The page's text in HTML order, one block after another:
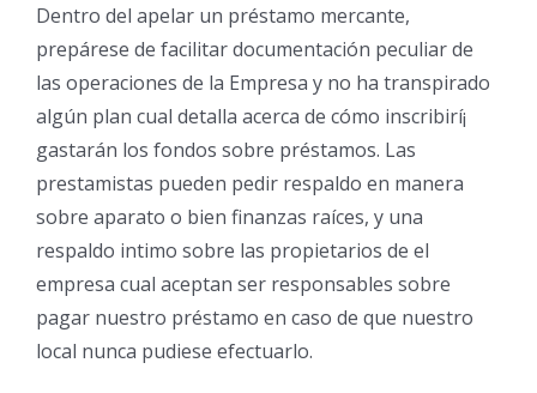
Dentro del apelar un préstamo mercante,
prepárese de facilitar documentación peculiar de
las operaciones de la Empresa y no ha transpirado
algún plan cual detalla acerca de cómo inscribirí¡
gastarán los fondos sobre préstamos. Las
prestamistas pueden pedir respaldo en manera
sobre aparato o bien finanzas raíces, y una
respaldo intimo sobre las propietarios de el
empresa cual aceptan ser responsables sobre
pagar nuestro préstamo en caso de que nuestro
local nunca pudiese efectuarlo.